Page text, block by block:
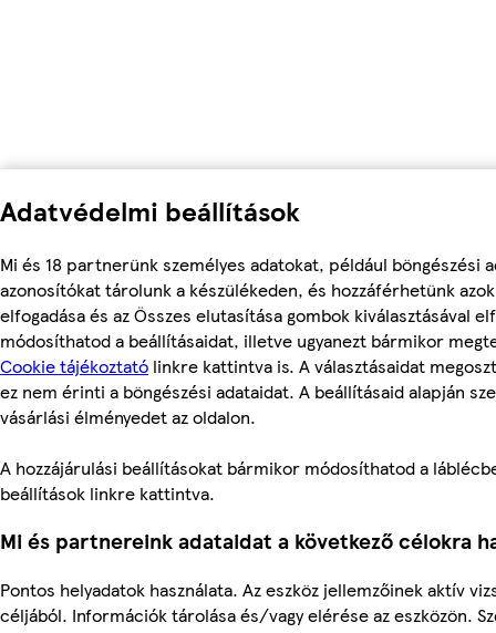
Adatvédelmi beállítások
Mi és 18 partnerünk személyes adatokat, például böngészési
azonosítókat tárolunk a készülékeden, és hozzáférhetünk
elfogadása és az Összes elutasítása gombok kiválasztásával
módosíthatod a beállításaidat, illetve ugyanezt bármikor
Cookie tájékoztató linkre kattintva is. A választásaidat
ez nem érinti a böngészési adataidat. A beállításaid alapján
vásárlási élményedet az oldalon.
A hozzájárulási beállításokat bármikor módosíthatod a
beállítások linkre kattintva.
Mi és partnereink adataidat a következő célokra
Pontos helyadatok használata. Az eszköz jellemzőinek aktív
céljából. Információk tárolása és/vagy elérése az eszközön.